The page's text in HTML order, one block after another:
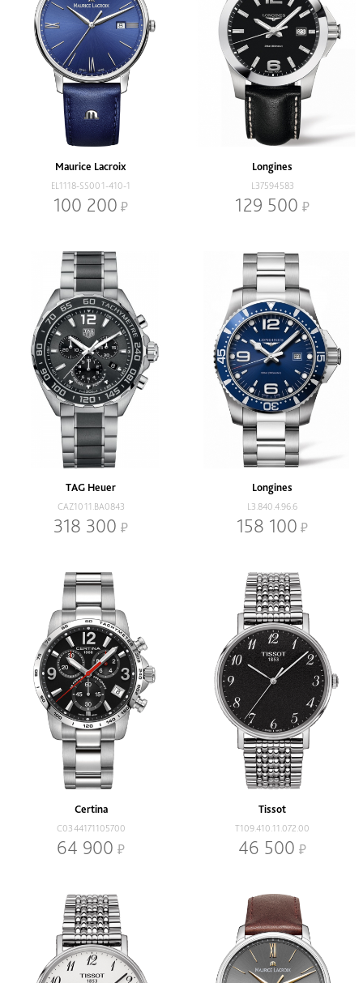
Maurice Lacroix
EL1118-SS001-410-1
100 200
Longines
L37594583
129 500
TAG Heuer
CAZ1011.BA0843
318 300
Longines
L3.840.4.96.6
158 100
Certina
C0344171105700
64 900
Tissot
T109.410.11.072.00
46 500